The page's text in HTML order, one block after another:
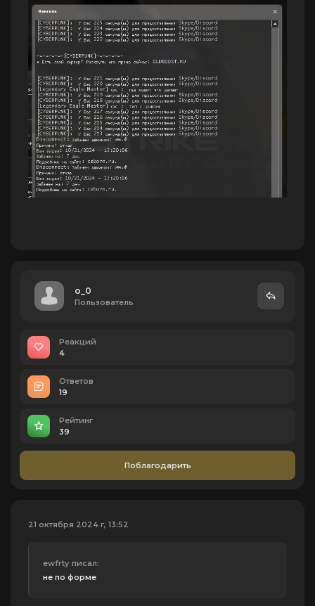
o_0
Пользователь
Реакций
4
Ответов
19
Рейтинг
39
Поблагодарить
21 октября 2024 г, 13:52
ewfrtу писал:
не по форме